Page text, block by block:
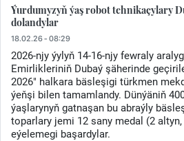
Ýurdumyzyň ýaş robot tehnikaçylary
dolandylar
18.02.26 - 08:29
2026-njy ýylyň 14-16-njy fewraly
Emirlikleriniň Dubaý şäherinde
2026" halkara bäsleşigi türkmen
ýeňşi bilen tamamlandy. Dünýäniň
ýaşlarynyň gatnaşan bu abraýly
toparlary jemi 12 sany medal (2
eýelemegi başardylar.